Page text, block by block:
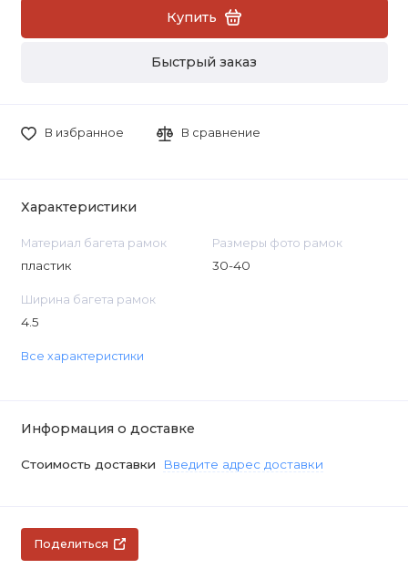
Купить
Быстрый заказ
В избранное В сравнение
Характеристики
Материал багета рамок
пластик
Размеры фото рамок
30-40
Ширина багета рамок
4.5
Все характеристики
Информация о доставке
Стоимость доставки Введите адрес доставки
Поделиться